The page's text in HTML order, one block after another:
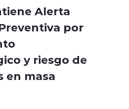
Alerta
por
y riesgo de
en masa